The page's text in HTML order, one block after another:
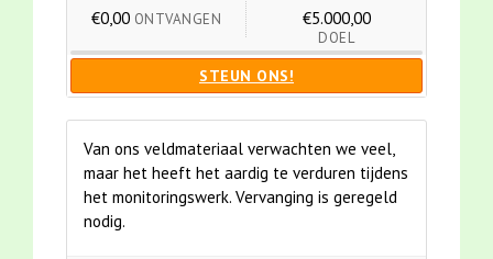
€0,00 ONTVANGEN €5.000,00
DOEL
STEUN ONS!
Van ons veldmateriaal verwachten we veel,
maar het heeft het aardig te verduren tijdens
het monitoringswerk. Vervanging is geregeld
nodig.